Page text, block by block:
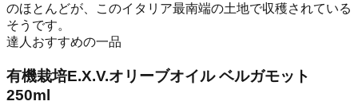
のほとんどが、このイタリア最南端の土地で収穫されている
そうです。
達人おすすめの一品
有機栽培E.X.V.オリーブオイル ベルガモット
250ml